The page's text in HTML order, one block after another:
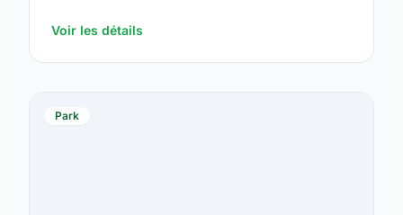
Voir les détails
Park